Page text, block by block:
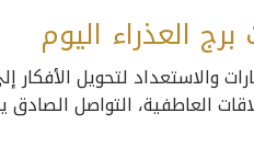
العذراء اليوم
والاستعداد لتحويل
العاطفية، التواصل